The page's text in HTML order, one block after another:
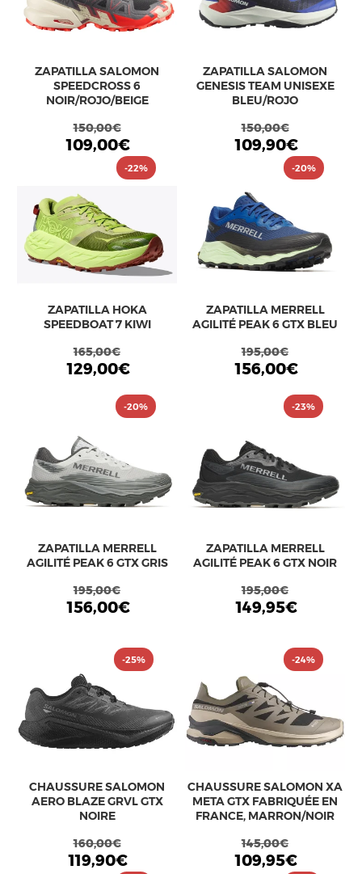
ZAPATILLA SALOMON
SPEEDCROSS 6
NOIR/ROJO/BEIGE
150,00€
109,00€
ZAPATILLA SALOMON
GENESIS TEAM UNISEXE
BLEU/ROJO
150,00€
109,90€
ZAPATILLA HOKA
SPEEDBOAT 7 KIWI
165,00€
-22%
129,00€
ZAPATILLA MERRELL
AGILITÉ PEAK 6 GTX BLEU
195,00€
-20%
156,00€
ZAPATILLA MERRELL
AGILITÉ PEAK 6 GTX GRIS
195,00€
-20%
156,00€
ZAPATILLA MERRELL
AGILITÉ PEAK 6 GTX NOIR
195,00€
-23%
149,95€
CHAUSSURE SALOMON
AERO BLAZE GRVL GTX
NOIRE
160,00€
-25%
119,90€
CHAUSSURE SALOMON XA
META GTX FABRIQUÉE EN
FRANCE, MARRON/NOIR
145,00€
-24%
109,95€